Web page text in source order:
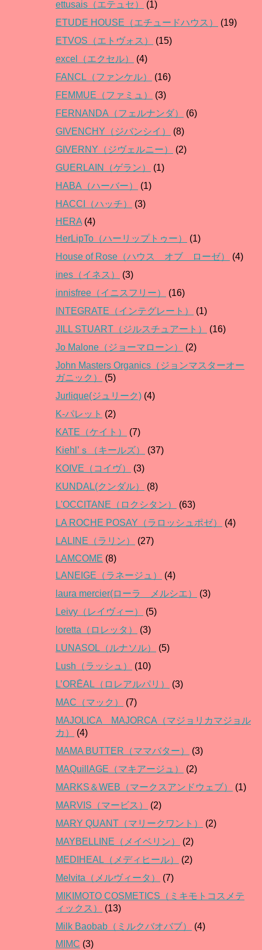
ettusais（エテュセ）
(1)
ETUDE HOUSE（エチュードハウス）
(19)
ETVOS（エトヴォス）
(15)
excel（エクセル）
(4)
FANCL（ファンケル）
(16)
FEMMUE（ファミュ）
(3)
FERNANDA（フェルナンダ）
(6)
GIVENCHY（ジバンシイ）
(8)
GIVERNY（ジヴェルニー）
(2)
GUERLAIN（ゲラン）
(1)
HABA（ハーバー）
(1)
HACCI（ハッチ）
(3)
HERA(4)
HerLipTo（ハーリップトゥー）
(1)
House of Rose（ハウス オブ ローゼ）
(4)
ines（イネス）
(3)
innisfree（イニスフリー）
(16)
INTEGRATE（インテグレート）
(1)
JILL STUART（ジルスチュアート）
(16)
Jo Malone（ジョーマローン）
(2)
John Masters Organics（ジョンマスターオー
ガニック）
(5)
Jurlique(ジュリーク) (4)
K-パレット (2)
KATE（ケイト）
(7)
Kiehl’ｓ（キールズ）
(37)
KOIVE（コイヴ）
(3)
KUNDAL(クンダル）
(8)
L'OCCITANE（ロクシタン）
(63)
LA ROCHE POSAY（ラロッシュポゼ）
(4)
LALINE（ラリン）
(27)
LAMCOME (8)
LANEIGE（ラネージュ）
(4)
laura mercier(ローラ メルシエ）
(3)
Leivy（レイヴィー）
(5)
loretta（ロレッタ）
(3)
LUNASOL（ルナソル）
(5)
Lush（ラッシュ）
(10)
L’ORĒAL（ロレアルパリ）
(3)
MAC（マック）
(7)
MAJOLICA MAJORCA（マジョリカマジョル
カ）
(4)
MAMA BUTTER（ママバター）
(3)
MAQuillAGE（マキアージュ）
(2)
MARKS＆WEB（マークスアンドウェブ）
(1)
MARVIS（マービス）
(2)
MARY QUANT（マリークワント）
(2)
MAYBELLINE（メイベリン）
(2)
MEDIHEAL（メディヒール）
(2)
Melvita（メルヴィータ）
(7)
MIKIMOTO COSMETICS（ミキモトコスメテ
ィックス）
(13)
Milk Baobab（ミルクバオバブ）
(4)
MIMC (3)